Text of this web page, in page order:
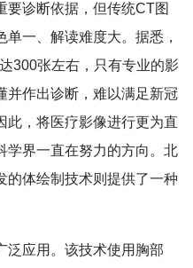
要诊断依据，但传统CT图
一、解读难度大。据悉，
300张左右，只有专业的影
并作出诊断，难以满足新冠
此，将医疗影像进行更为直
学界一直在努力的方向。北
的体绘制技术则提供了一种
泛应用。该技术使用胸部